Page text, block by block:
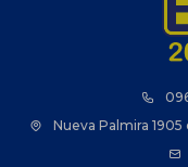
Nueva Palmira